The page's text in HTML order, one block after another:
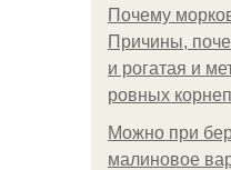
Почему
Причины,
и рогатая и
ровных
Можно при
малиновое